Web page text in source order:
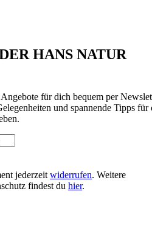
HANS NATUR
für dich bequem per
und spannende Tipps für
jederzeit widerrufen. Weitere
findest du hier.